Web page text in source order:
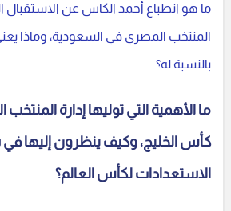
ما هو انطباع أحمد الكاس عن الاستقبال
المنتخب المصري في السعودية، وماذا
بالنسبة له؟
ما الأهمية التي توليها إدارة
كأس الخليج، وكيف ينظرون إليها
الاستعدادات لكأس العالم؟